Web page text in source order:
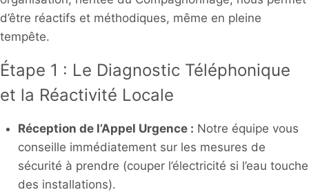
d’être réactifs et méthodiques, même en pleine
tempête.
Étape 1 : Le Diagnostic Téléphonique
et la Réactivité Locale
Réception de l’Appel Urgence : Notre équipe vous
conseille immédiatement sur les mesures de
sécurité à prendre (couper l’électricité si l’eau touche
des installations).